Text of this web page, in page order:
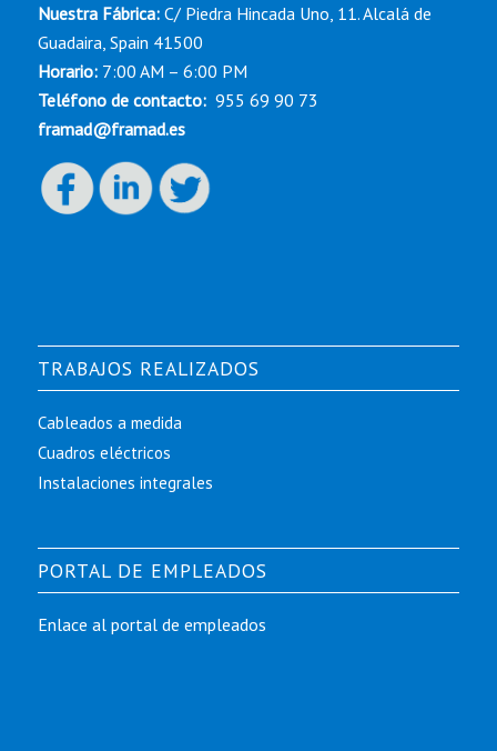
Nuestra Fábrica:C/ Piedra Hincada Uno, 11. Alcalá de
Guadaira, Spain 41500
Horario: 7:00 AM – 6:00 PM
Teléfono de contacto: 955 69 90 73
framad@framad.es
TRABAJOS REALIZADOS
Cableados a medida
Cuadros eléctricos
Instalaciones integrales
PORTAL DE EMPLEADOS
Enlace al portal de empleados